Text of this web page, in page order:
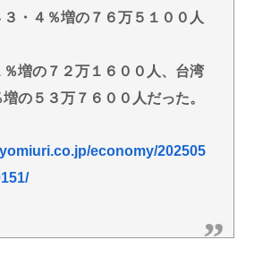
・４％増の７６万５１００人
増の７２万１６００人、台湾
の５３万７６００人だった。
economy/202505